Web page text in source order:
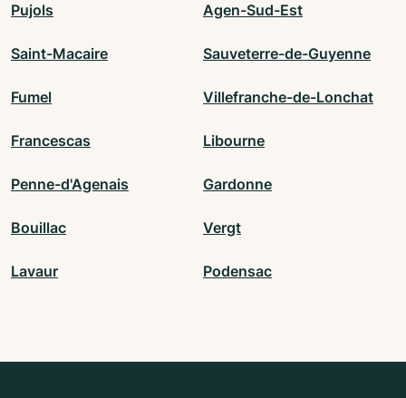
Pujols Agen-Sud-Est
Saint-Macaire Sauveterre-de-Guyenne
Fumel Villefranche-de-Lonchat
Francescas Libourne
Penne-d'Agenais Gardonne
Bouillac Vergt
Lavaur Podensac